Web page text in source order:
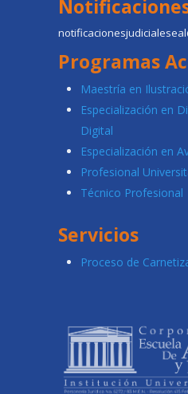
Programas
Maestría en
Especialización en
Digital
Especialización en
Profesional
Técnico Profesional
Servicios
Proceso de